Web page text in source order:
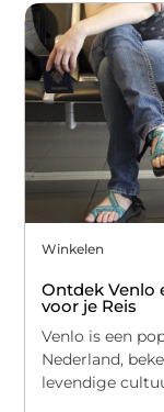
Winkelen
Ontdek Venlo
voor je Reis
Venlo is een
Nederland,
levendige